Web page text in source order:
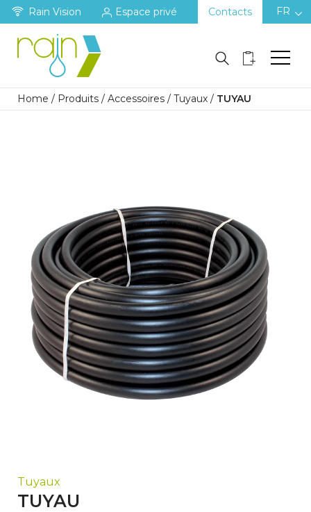
Rain Vision Espace privé Contacts FR
Home / Produits / Accessoires / Tuyaux / TUYAU
Tuyaux
TUYAU